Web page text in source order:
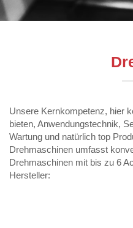
Unsere Kernkompetenz, hier
bieten, Anwendungstechnik,
Wartung und natürlich top
Drehmaschinen umfasst
Drehmaschinen mit bis zu 6
Hersteller: